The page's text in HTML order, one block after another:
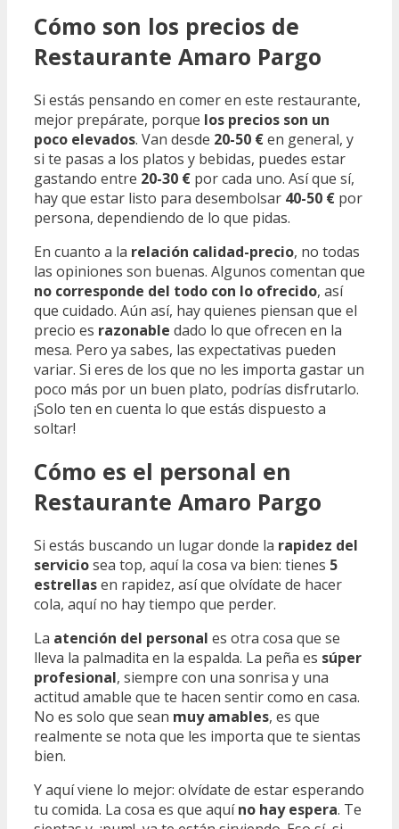
Cómo son los precios de
Restaurante Amaro Pargo
Si estás pensando en comer en este restaurante,
mejor prepárate, porque los precios son un
poco elevados. Van desde 20-50 €en general, y
si te pasas a los platos y bebidas, puedes estar
gastando entre 20-30 € por cada uno. Así que sí,
hay que estar listo para desembolsar 40-50 € por
persona, dependiendo de lo que pidas.
En cuanto a la relación calidad-precio, no todas
las opiniones son buenas. Algunos comentan que
no corresponde del todo con lo ofrecido, así
que cuidado. Aún así, hay quienes piensan que el
precio es razonable dado lo que ofrecen en la
mesa. Pero ya sabes, las expectativas pueden
variar. Si eres de los que no les importa gastar un
poco más por un buen plato, podrías disfrutarlo.
¡Solo ten en cuenta lo que estás dispuesto a
soltar!
Cómo es el personal en
Restaurante Amaro Pargo
Si estás buscando un lugar donde la rapidez del
serviciosea top, aquí la cosa va bien: tienes 5
estrellasen rapidez, así que olvídate de hacer
cola, aquí no hay tiempo que perder.
La atención del personal es otra cosa que se
lleva la palmadita en la espalda. La peña es súper
profesional, siempre con una sonrisa y una
actitud amable que te hacen sentir como en casa.
No es solo que sean muy amables, es que
realmente se nota que les importa que te sientas
bien.
Y aquí viene lo mejor: olvídate de estar esperando
tu comida. La cosa es que aquíno hay espera. Te